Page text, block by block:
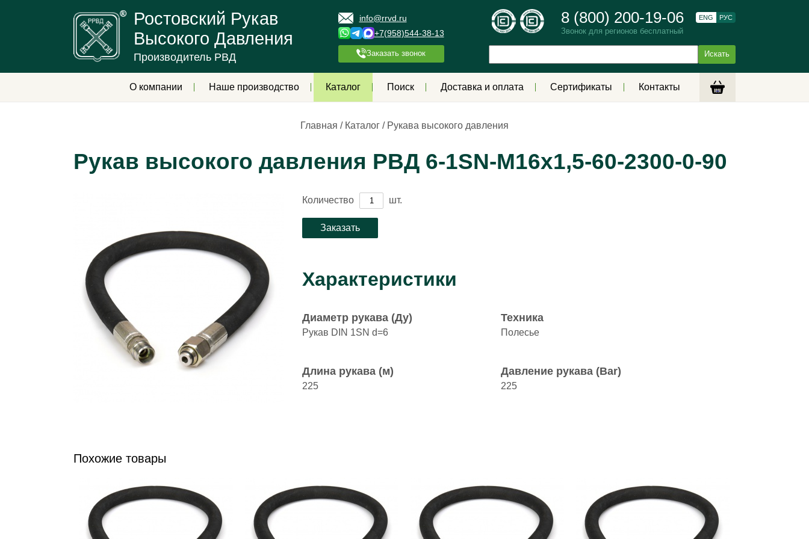
Ростовский Рукав
Высокого Давления
Производитель РВД
info@rrvd.ru
+7(958)544-38-13
Заказать звонок
8 (800) 200-19-06
Звонок для регионов бесплатный
ENG РУС
О компании Наше производство Каталог Поиск Доставка и оплата Сертификаты Контакты
Главная / Каталог / Рукава высокого давления
Рукав высокого давления РВД 6-1SN-M16х1,5-60-2300-0-90
Количество шт.
Характеристики
Диаметр рукава (Ду)
Рукав DIN 1SN d=6
Техника
Полесье
Длина рукава (м)
225
Давление рукава (Bar)
225
Похожие товары